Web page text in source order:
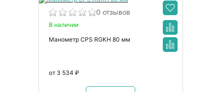
0 отзывов
В наличии
Манометр CPS RGKH 80 мм
от 3 534 ₽